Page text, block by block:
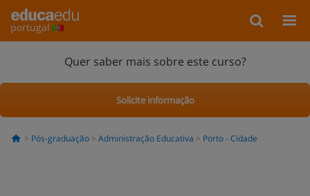
portugal
Quer saber mais sobre este curso?
Solicite informação
Pós-graduação Administração Educativa Porto - Cidade